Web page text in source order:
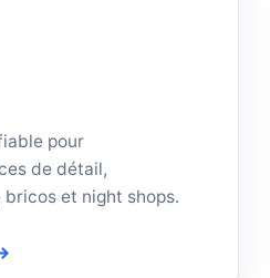
pour
de détail,
et night shops.